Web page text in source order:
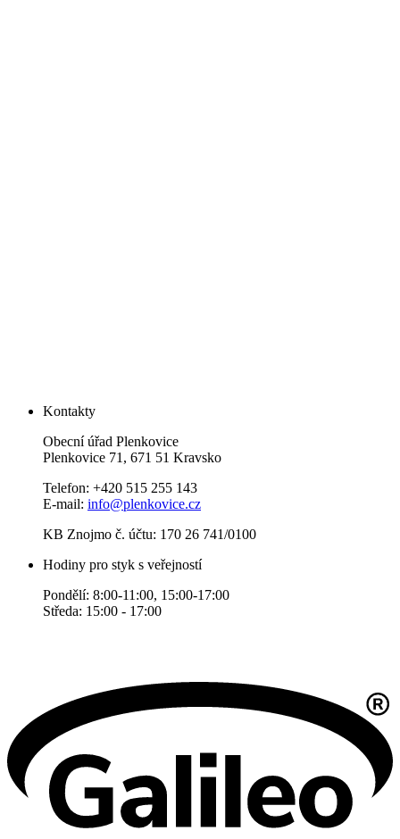
Kontakty
Obecní úřad Plenkovice
Plenkovice 71, 671 51 Kravsko
Telefon: +420 515 255 143
E-mail: info@plenkovice.cz
KB Znojmo č. účtu: 170 26 741/0100
Hodiny pro styk s veřejností
Pondělí: 8:00-11:00, 15:00-17:00
Středa: 15:00 - 17:00